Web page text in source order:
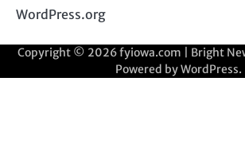
WordPress.org
Copyright © 2026fyiowa.com | Bright
Powered byWordPress.